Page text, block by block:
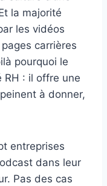
la majorité
les vidéos
carrières
pourquoi le
: il offre une
à donner,
entreprises
dans leur
Pas des cas